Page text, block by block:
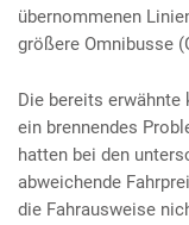
übernommenen
größere Omnibusse
Die bereits erwähnte
ein brennendes
hatten bei den
abweichende
die Fahrausweise